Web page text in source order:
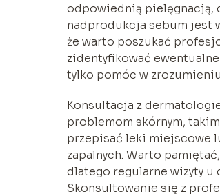
odpowiednią pielęgnacją,
nadprodukcja sebum jest
że warto poszukać
zidentyfikować
tylko pomóc w
Konsultacja z
problemom skórnym,
przepisać leki miejscowe
zapalnych. Warto
dlatego regularne wizyty u
Skonsultowanie się z